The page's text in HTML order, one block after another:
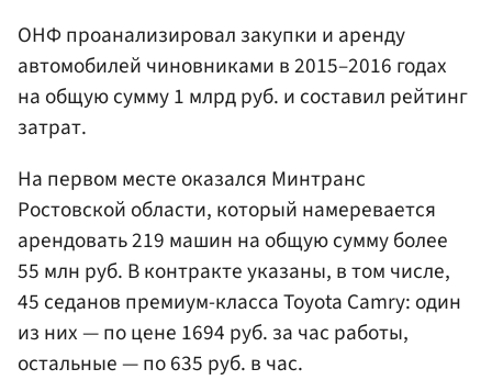
ОНФ проанализировал закупки и аренду
автомобилей чиновниками в 2015–2016 годах
на общую сумму 1 млрд руб. и составил рейтинг
затрат.
На первом месте оказался Минтранс
Ростовской области, который намеревается
арендовать 219 машин на общую сумму более
55 млн руб. В контракте указаны, в том числе,
45 седанов премиум-класса Toyota Camry: один
из них — по цене 1694 руб. за час работы,
остальные — по 635 руб. в час.